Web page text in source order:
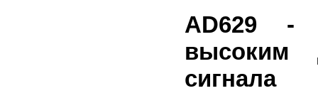
AD629 -
высоким
сигнала